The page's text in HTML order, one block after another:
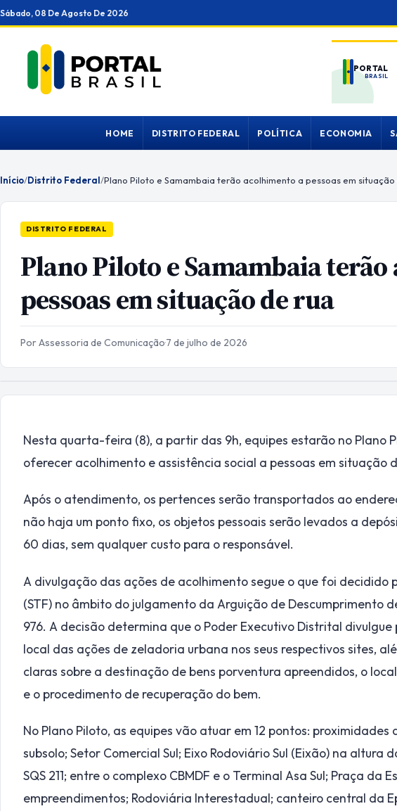
Ir
para
conteúdo
Sábado, 08 De Agosto De 2026
PORTAL
BRASIL
HOME DISTRITO FEDERAL POLÍTICA ECONOMIA
Início/Distrito Federal/
DISTRITO FEDERAL
Plano Piloto e Samambaia
pessoas em situação de rua
Por Assessoria de Comunicação·7 de julho de 2026
Nesta quarta-feira (8), a partir das 9h, equipes estarão no Plano
oferecer acolhimento e assistência social a pessoas em situação
Após o atendimento, os pertences serão transportados ao
não haja um ponto fixo, os objetos pessoais serão levados a
60 dias, sem qualquer custo para o responsável.
A divulgação das ações de acolhimento segue o que foi decidido
(STF) no âmbito do julgamento da Arguição de Descumprimento
976. A decisão determina que o Poder Executivo Distrital
local das ações de zeladoria urbana nos seus respectivos sites,
claras sobre a destinação de bens porventura apreendidos, o
e o procedimento de recuperação do bem.
No Plano Piloto, as equipes vão atuar em 12 pontos: proximidades
subsolo; Setor Comercial Sul; Eixo Rodoviário Sul (Eixão) na altura da
SQS 211; entre o complexo CBMDF e o Terminal Asa Sul; Praça da
empreendimentos; Rodoviária Interestadual; canteiro central da